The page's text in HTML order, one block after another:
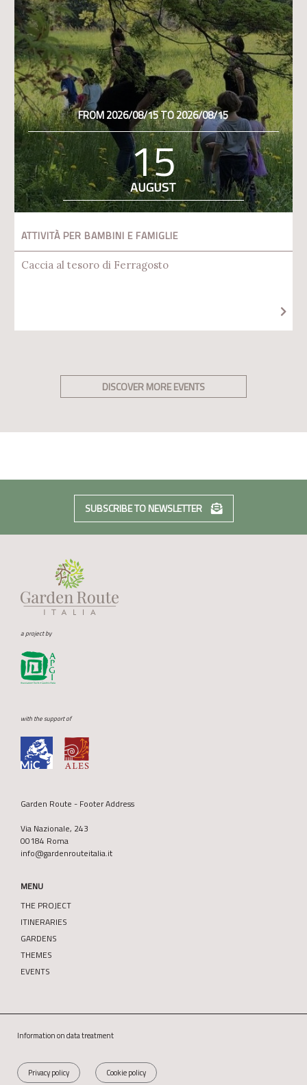
FROM 2026/08/15 TO 2026/08/15
15
AUGUST
ATTIVITÀ PER BAMBINI E FAMIGLIE
Caccia al tesoro di Ferragosto
DISCOVER MORE EVENTS
SUBSCRIBE TO NEWSLETTER
a project by
with the support of
Garden Route - Footer Address
Via Nazionale, 243
00184 Roma
info@gardenrouteitalia.it
MENU
THE PROJECT
ITINERARIES
GARDENS
THEMES
EVENTS
Information on data treatment
Privacy policy Cookie policy